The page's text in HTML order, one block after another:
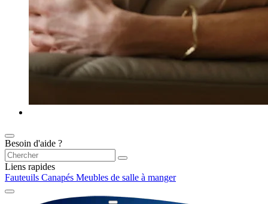
Besoin d'aide ?
Liens rapides
Fauteuils Canapés Meubles de salle à manger